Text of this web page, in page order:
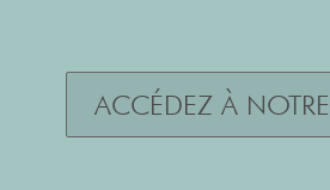
ACCÉDEZ À